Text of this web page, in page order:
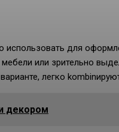
использовать для
или зрительно
легко
декором